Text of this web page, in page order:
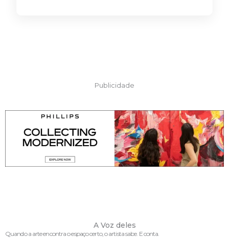
Publicidade
A Voz deles
Quando a arte encontra o espaço certo, o artista sabe. E conta.